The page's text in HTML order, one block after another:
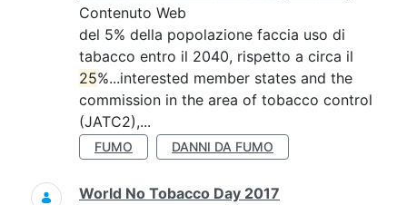
Contenuto Web
del 5% della popolazione faccia uso di
tabacco entro il 2040, rispetto a circa il
25%...interested member states and the
commission in the area of tobacco control
(JATC2),...
FUMO DANNI DA FUMO
World No Tobacco Day 2017